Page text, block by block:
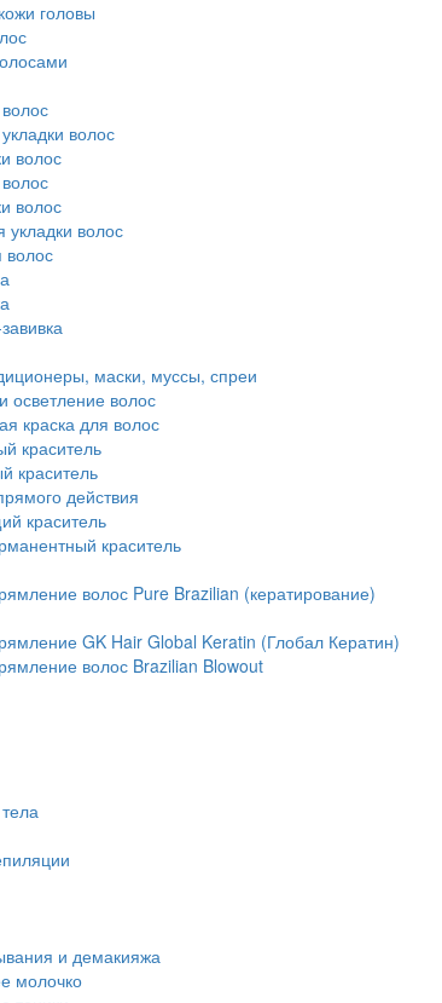
головы
волос
волос
волос
укладки волос
волос
маски, муссы, спреи
осветление волос
краска для волос
краситель
краситель
действия
краситель
краситель
волос Pure Brazilian (кератирование)
GK Hair Global Keratin (Глобал Кератин)
волос Brazilian Blowout
и демакияжа
молочко